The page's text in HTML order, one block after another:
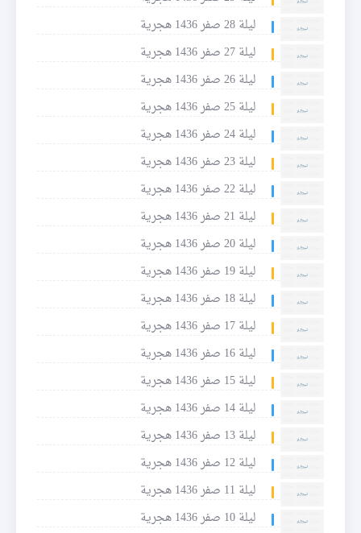
ليلة 28 صفر 1436 هجرية
ليلة 27 صفر 1436 هجرية
ليلة 26 صفر 1436 هجرية
ليلة 25 صفر 1436 هجرية
ليلة 24 صفر 1436 هجرية
ليلة 23 صفر 1436 هجرية
ليلة 22 صفر 1436 هجرية
ليلة 21 صفر 1436 هجرية
ليلة 20 صفر 1436 هجرية
ليلة 19 صفر 1436 هجرية
ليلة 18 صفر 1436 هجرية
ليلة 17 صفر 1436 هجرية
ليلة 16 صفر 1436 هجرية
ليلة 15 صفر 1436 هجرية
ليلة 14 صفر 1436 هجرية
ليلة 13 صفر 1436 هجرية
ليلة 12 صفر 1436 هجرية
ليلة 11 صفر 1436 هجرية
ليلة 10 صفر 1436 هجرية